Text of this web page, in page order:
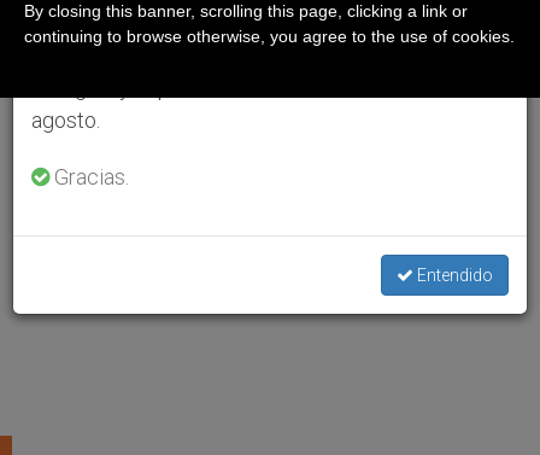
agosto.
Gracias.
Entendido
By closing this banner, scrolling this page, clicking a link or
continuing to browse otherwise, you agree to the use of cookies.